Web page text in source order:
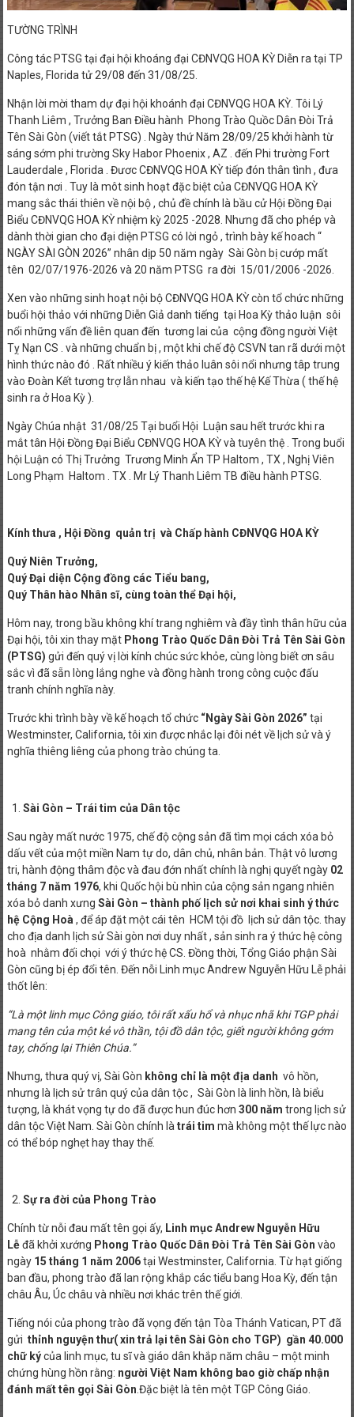
PHONG
QUỐC
DÂN
ĐÒI
TRẢ
TÊN
SÀI
GÒN
TƯỜNG TRÌNH
Công tác PTSG tại đại hội khoáng đại CĐNVQG HOA KỲ Diễn ra tại TP
Naples, Florida tử 29/08 đến 31/08/25.
Nhận lời mời tham dự đại hội khoánh đại CĐNVQG HOA KỲ. Tôi Lý
Thanh Liêm , Trưởng Ban Điều hành Phong Trào Quồc Dân Đòi Trả
Tên Sài Gòn (viết tắt PTSG) . Ngày thứ Năm 28/09/25 khởi hành từ
sáng sớm phi trường Sky Habor Phoenix , AZ . đến Phi trường Fort
Lauderdale , Florida . Đươc CĐNVQG HOA KỲ tiếp đón thân tình , đưa
đón tận nơi . Tuy là môt sinh hoạt đặc biệt của CĐNVQG HOA KỲ
mang sắc thái thiên về nội bộ , chủ đề chính là bầu cử Hội Đồng Đại
Biểu CĐNVQG HOA KỲ nhiệm kỳ 2025 -2028. Nhưng đã cho phép và
dành thời gian cho đại diện PTSG có lời ngỏ , trình bày kế hoach “
NGÀY SÀI GÒN 2026” nhân dịp 50 năm ngày Sài Gòn bị cướp mất
tên 02/07/1976-2026 và 20 năm PTSG ra đời 15/01/2006 -2026.
Xen vào những sinh hoạt nội bộ CĐNVQG HOA KỲ còn tổ chức những
buổi hội thảo với những Diễn Giả danh tiếng tại Hoa Kỳ thảo luận sôi
nổi những vấn đề liên quan đến tương lai của cộng đồng người Việt
Tỵ Nạn CS . và những chuẩn bị , một khi chế độ CSVN tan rã dưới một
hình thức nào đó . Rất nhiều ý kiến thảo luân sôi nổi nhưng tâp trung
vào Đoàn Kết tương trợ lẫn nhau và kiến tạo thế hệ Kế Thừa ( thế hệ
sinh ra ở Hoa Kỳ ).
Ngày Chúa nhật 31/08/25 Tại buổi Hội Luận sau hết trước khi ra
mắt tân Hội Đồng Đại Biểu CĐNVQG HOA KỲ và tuyên thệ . Trong buổi
hội Luận có Thị Trưởng Trương Minh Ẩn TP Haltom , TX , Nghị Viên
Long Phạm Haltom . TX . Mr Lý Thanh Liêm TB điều hành PTSG.
Kính thưa , Hội Đồng quản trị và Chấp hành CĐNVQG HOA KỲ
Quý Niên Trưởng,
Quý Đại diện Cộng đồng các Tiểu bang,
Quý Thân hào Nhân sĩ, cùng toàn thể Đại hội,
Hôm nay, trong bầu không khí trang nghiêm và đầy tình thân hữu của
Đại hội, tôi xin thay mặt Phong Trào Quốc Dân Đòi Trả Tên Sài Gòn
(PTSG) gửi đến quý vị lời kính chúc sức khỏe, cùng lòng biết ơn sâu
sắc vì đã sẵn lòng lắng nghe và đồng hành trong công cuộc đấu
tranh chính nghĩa này.
Trước khi trình bày về kế hoạch tổ chức “Ngày Sài Gòn 2026” tại
Westminster, California, tôi xin được nhắc lại đôi nét về lịch sử và ý
nghĩa thiêng liêng của phong trào chúng ta.
Sài Gòn – Trái tim của Dân tộc
Sau ngày mất nước 1975, chế độ cộng sản đã tìm mọi cách xóa bỏ
dấu vết của một miền Nam tự do, dân chủ, nhân bản. Thật vô lương
tri, hành động thâm độc và đau đớn nhất chính là nghị quyết ngày 02
tháng 7 năm 1976, khi Quốc hội bù nhìn của cộng sản ngang nhiên
xóa bỏ danh xưng Sài Gòn – thành phố lịch sử nơi khai sinh ý thức
hệ Cộng Hoà , để áp đặt một cái tên HCM tội đồ lịch sử dân tộc. thay
cho địa danh lịch sử Sài gòn nơi duy nhất , sản sinh ra ý thức hệ công
hoà nhằm đối chọi với ý thức hệ CS. Đồng thời, Tổng Giáo phận Sài
Gòn cũng bị ép đổi tên. Đến nỗi Linh mục Andrew Nguyễn Hữu Lễ phải
thốt lên:
“Là một linh mục Công giáo, tôi rất xấu hổ và nhục nhã khi TGP phải
mang tên của một kẻ vô thần, tội đồ dân tộc, giết người không gớm
tay, chống lại Thiên Chúa.”
Nhưng, thưa quý vị, Sài Gòn không chỉ là một địa danh vô hồn,
nhưng là lịch sử trân quý của dân tộc , Sài Gòn là linh hồn, là biểu
tượng, là khát vọng tự do đã được hun đúc hơn 300 năm trong lịch sử
dân tộc Việt Nam. Sài Gòn chính là trái tim mà không một thế lực nào
có thể bóp nghẹt hay thay thế.
Sự ra đời của Phong Trào
Chính từ nỗi đau mất tên gọi ấy, Linh mục Andrew Nguyễn Hữu
Lễđã khởi xướng Phong Trào Quốc Dân Đòi Trả Tên Sài Gòn vào
ngày 15 tháng 1 năm 2006tại Westminster, California. Từ hạt giống
ban đầu, phong trào đã lan rộng khắp các tiểu bang Hoa Kỳ, đến tận
châu Âu, Úc châu và nhiều nơi khác trên thế giới.
Tiếng nói của phong trào đã vọng đến tận Tòa Thánh Vatican, PT đã
gửi thỉnh nguyện thư( xin trả lại tên Sài Gòn cho TGP) gần 40.000
chữ kýcủa linh mục, tu sĩ và giáo dân khắp năm châu – một minh
chứng hùng hồn rằng: người Việt Nam không bao giờ chấp nhận
đánh mất tên gọi Sài Gòn .Đặc biệt là tên một TGP Công Giáo.